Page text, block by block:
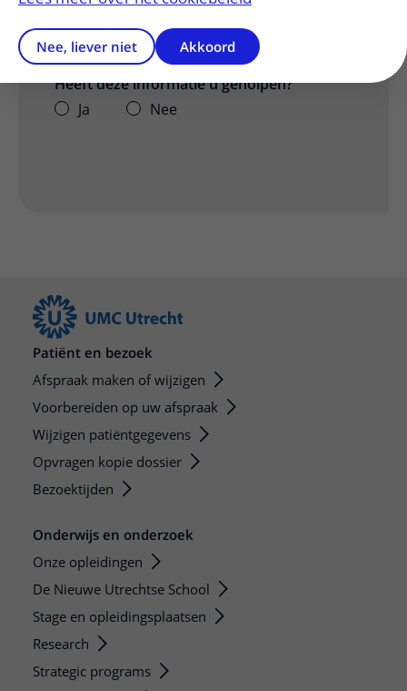
Heeft deze informatie u geholpen?
Ja
Nee
Patiënt en bezoek
Afspraak maken of wijzigen
Voorbereiden op uw afspraak
Wijzigen patiëntgegevens
Opvragen kopie dossier
Bezoektijden
Onderwijs en onderzoek
Onze opleidingen
De Nieuwe Utrechtse School
Stage en opleidingsplaatsen
Research
Strategic programs
Nee, liever niet Akkoord